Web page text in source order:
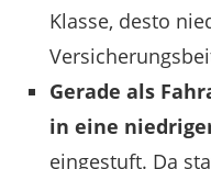
Klasse, desto
Gerade als
in eine
eingestuft. Da